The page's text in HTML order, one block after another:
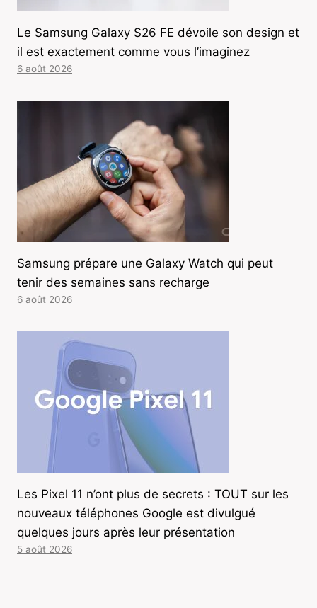
Le Samsung Galaxy S26 FE dévoile son design et
il est exactement comme vous l’imaginez
6 août 2026
Samsung prépare une Galaxy Watch qui peut
tenir des semaines sans recharge
6 août 2026
Les Pixel 11 n’ont plus de secrets : TOUT sur les
nouveaux téléphones Google est divulgué
quelques jours après leur présentation
5 août 2026